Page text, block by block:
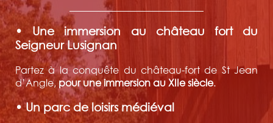
• Une immersion au château fort du
Seigneur Lusignan
Partez à la conquête du château-fort de St Jean
d’Angle, pour une immersion au XIIe siècle.
• Un parc de loisirs médiéval